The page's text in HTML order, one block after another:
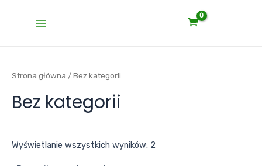
Menu
Strona główna / Bez kategorii
Bez kategorii
Wyświetlanie wszystkich wyników: 2